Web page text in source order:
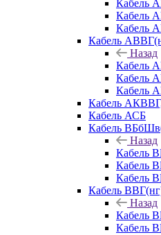
Кабель
Кабель
Кабель
Кабель
Назад
Кабель
Кабель
Кабель
Кабель
Кабель АСБ
Кабель
Назад
Кабель
Кабель
Кабель
Кабель
Назад
Кабель
Кабель